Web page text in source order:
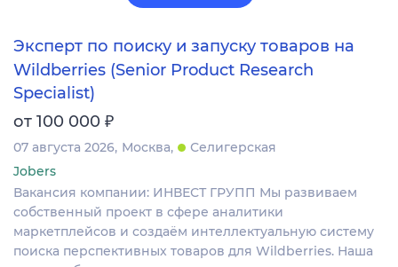
Эксперт по поиску и запуску товаров на
Wildberries (Senior Product Research
Specialist)
от 100 000 ₽
07 августа 2026 Москва
Селигерская
Jobers
Вакансия компании: ИНВЕСТ ГРУПП Мы развиваем
собственный проект в сфере аналитики
маркетплейсов и создаём интеллектуальную систему
поиска перспективных товаров для Wildberries. Наша